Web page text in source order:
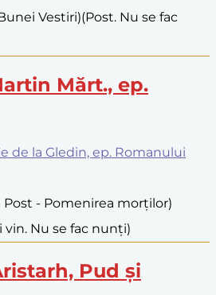
Vestiri)(Post. Nu se fac
Mărt., ep.
de la Gledin, ep. Romanului
Post - Pomenirea morților)
vin. Nu se fac nunți)
Pud și